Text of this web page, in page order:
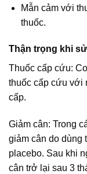
Mẫn cảm với
thuốc.
Thận trọng khi
Thuốc cấp cứu:
thuốc cấp cứu với
cấp.
Giảm cân: Trong
giảm cân do dùng
placebo. Sau khi
cân trở lại sau 3